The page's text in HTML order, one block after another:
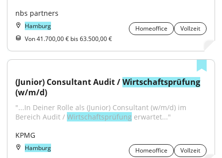
nbs partners
Hamburg Homeoffice
Vollzeit
Von 41.700,00 € bis 63.500,00 €
(Junior) Consultant Audit / Wirtschaftsprüfung
(w/m/d)
"...In Deiner Rolle als (Junior) Consultant (w/m/d) im
Bereich Audit / Wirtschaftsprüfung erwartet..."
KPMG
Hamburg Homeoffice Vollzeit